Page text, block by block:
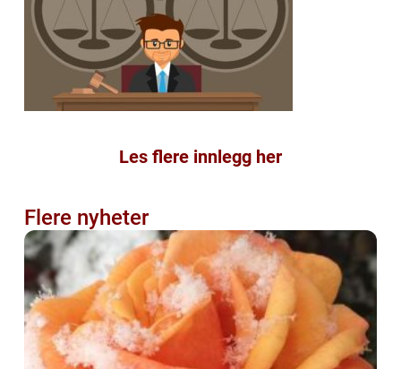
Les flere innlegg her
Flere nyheter